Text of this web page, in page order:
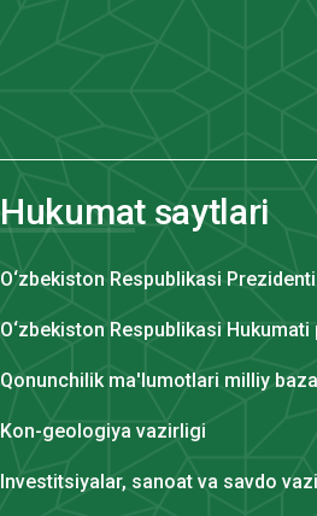
Hukumat saytlari
O‘zbekiston Respublikasi Prezidenti
O‘zbekiston Respublikasi Hukumati
Qonunchilik ma'lumotlari milliy
Kon-geologiya vazirligi
Investitsiyalar, sanoat va savdo